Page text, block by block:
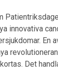
innovativa
Det